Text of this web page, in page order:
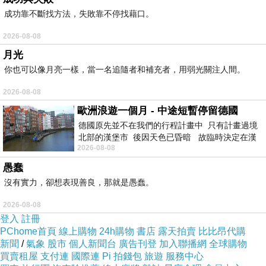
成功靠不斷找方法，失敗靠不停找藉口。
2026-08-08
月光
你也可以像月亮一樣，當一名追隨者和補充者，用弱光關注人間。
2026-08-08
歐洲浪遊一個月 - 中途短暫停留德國
德國原先並不在我們的行程計畫中 只有計畫過境
北部的漢堡市 後因天色已昏暗 故臨時決定在漢
堡市吃晚餐和過夜
2026-08-08
愚蠢
沒有實力，卻想表現善良，那就是愚蠢。
2026-08-08
登入 註冊
PChome首頁 線上購物 24h購物 書店 露天拍賣 比比昂代購
新聞 /氣象 股市 個人新聞台 廣告刊登 加入聯播網 全球購物
買賣租屋 支付連 國際連 Pi 拍錢包 旅遊 服務中心